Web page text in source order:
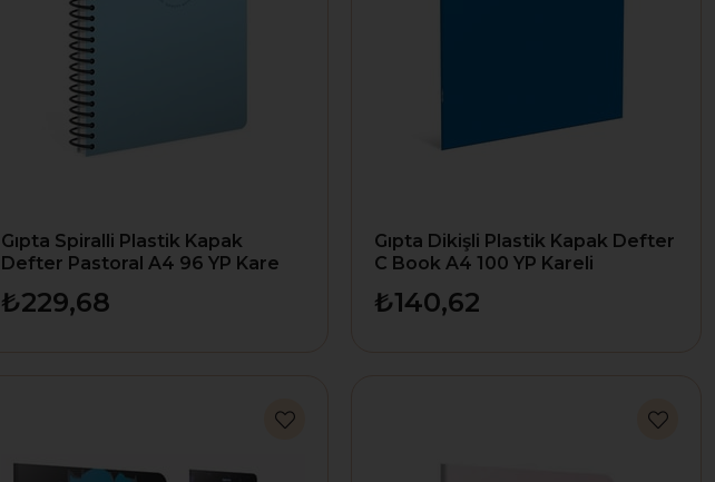
Gıpta Spiralli Plastik Kapak
Defter Pastoral A4 96 YP Kare
₺229,68
Gıpta Dikişli Plastik Kapak Defter
C Book A4 100 YP Kareli
₺140,62